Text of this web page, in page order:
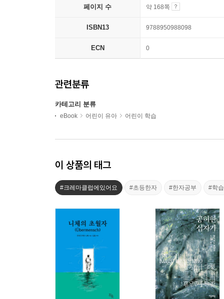
페이지 수 약 168쪽
ISBN13 9788950988098
ECN 0
관련분류
카테고리 분류
eBook 어린이 유아 어린이 학습
이 상품의 태그
#크레마클럽에있어요 #초등한자 #한자공부 #학